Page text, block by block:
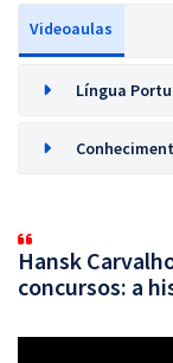
Videoaulas
Língua
Hansk
concursos: a